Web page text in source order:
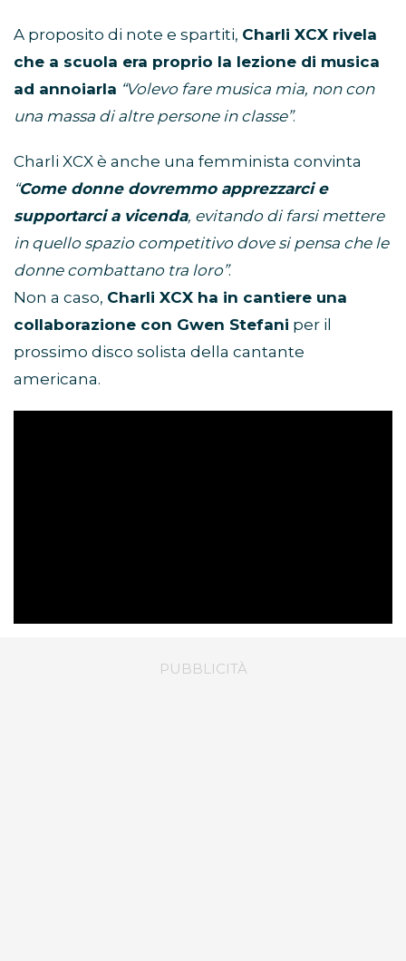
A proposito di note e spartiti, Charli XCX rivela
che a scuola era proprio la lezione di musica
ad annoiarla “Volevo fare musica mia, non con
una massa di altre persone in classe”.
Charli XCX è anche una femminista convinta
“Come donne dovremmo apprezzarci e
supportarci a vicenda, evitando di farsi mettere
in quello spazio competitivo dove si pensa che le
donne combattano tra loro”.
Non a caso, Charli XCX ha in cantiere una
collaborazione con Gwen Stefani per il
prossimo disco solista della cantante
americana.